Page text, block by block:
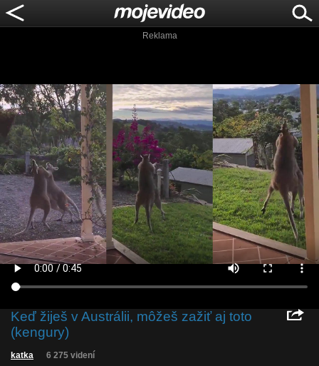
Reklama
Keď žiješ v Austrálii, môžeš zažiť aj toto
(kengury)
katka 6 275 videní